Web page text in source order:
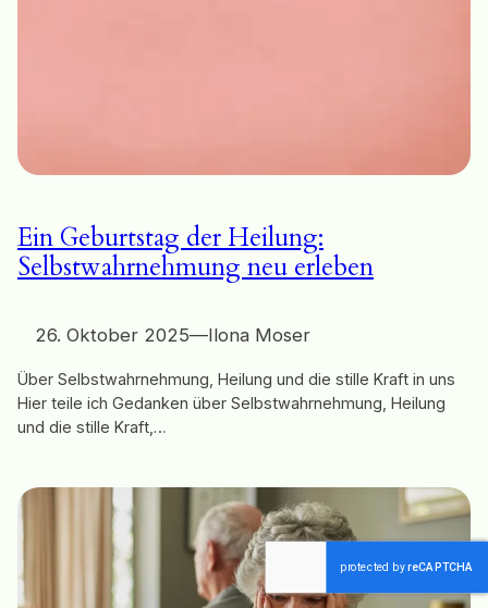
Ein Geburtstag der Heilung:
Selbstwahrnehmung neu erleben
26. Oktober 2025—Ilona Moser
Über Selbstwahrnehmung, Heilung und die stille Kraft in uns
Hier teile ich Gedanken über Selbstwahrnehmung, Heilung
und die stille Kraft,…